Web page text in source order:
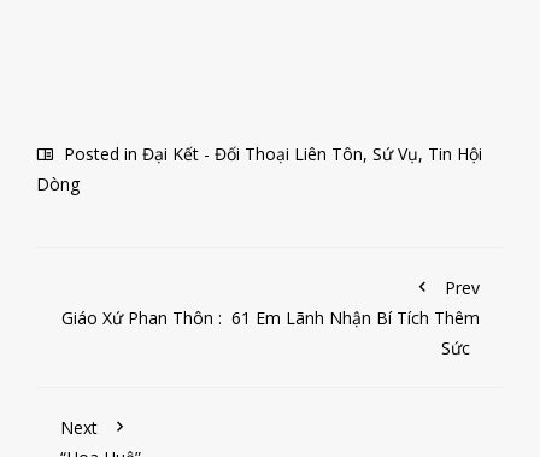
Posted in Đại Kết - Đối Thoại Liên Tôn, Sứ Vụ, Tin Hội
Dòng
Prev
Giáo Xứ Phan Thôn : 61 Em Lãnh Nhận Bí Tích Thêm
Sức
Next